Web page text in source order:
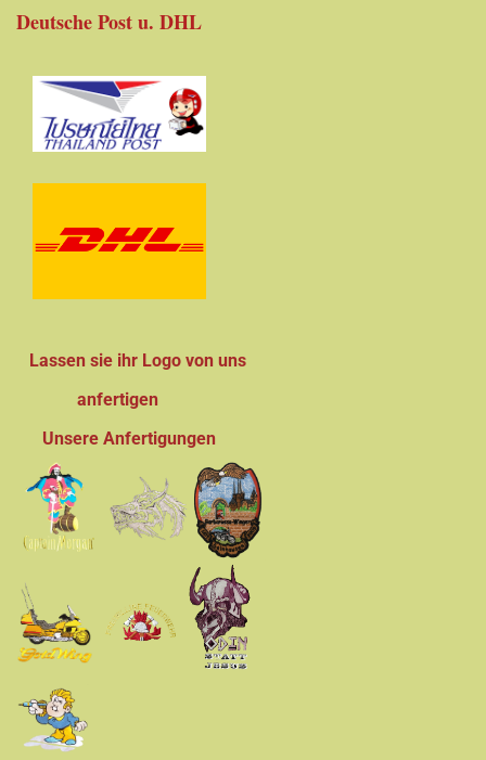
Deutsche Post u. DHL
Lassen sie ihr Logo von uns
anfertigen
Unsere Anfertigungen